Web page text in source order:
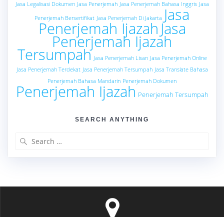
Jasa Legalisasi Dokumen Jasa Penerjemah Jasa Penerjemah Bahasa Inggris Jasa
Penerjemah Bersertifikat Jasa Penerjemah Di Jakarta Jasa
Penerjemah Ijazah Jasa
Penerjemah Ijazah
Tersumpah Jasa Penerjemah Lisan Jasa Penerjemah Online
Jasa Penerjemah Terdekat Jasa Penerjemah Tersumpah Jasa Translate Bahasa
Penerjemah Bahasa Mandarin Penerjemah Dokumen
Penerjemah Ijazah Penerjemah Tersumpah
SEARCH ANYTHING